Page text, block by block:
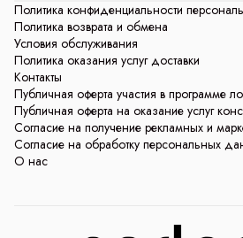
Политика конфиденциальности
Политика возврата и обмена
Условия обслуживания
Политика оказания услуг доставки
Контакты
Публичная оферта участия в программе
Публичная оферта на оказание услуг
Согласие на получение рекламных и
Согласие на обработку персональных
О нас